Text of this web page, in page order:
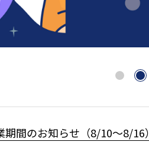
期間のお知らせ（8/10～8/16）